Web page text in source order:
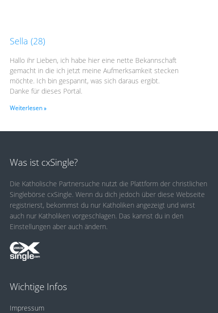
Sella (28)
Hallo ihr Lieben, ich habe hier eine nette Bekannschaft
gemacht in die ich jetzt meine Aufmerksamkeit stecken
möchte. Ich bin gespannt, was sich daraus ergibt.
Danke für dieses Portal.
Weiterlesen »
Was ist cxSingle?
Die Katholische Partnersuche nutzt die Plattform der christlichen
Singlebörse cxSingle. Wenn du dich jedoch über diese Webseite
registrierst, bekommst du nur Katholiken angezeigt und wirst
auch nur Katholiken vorgeschlagen. Das kannst du in den
Einstellungen aber auch ändern.
Wichtige Infos
Impressum